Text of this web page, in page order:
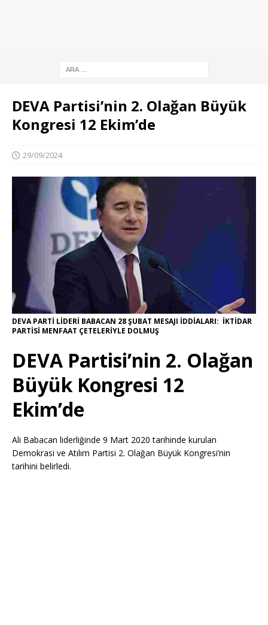
DEVA Partisi’nin 2. Olağan Büyük
Kongresi 12 Ekim’de
29/09/2024
DEVA PARTİ LİDERİ BABACAN 28 ŞUBAT MESAJI İDDİALARI: İKTİDAR
PARTİSİ MENFAAT ÇETELERİYLE DOLMUŞ
DEVA Partisi’nin 2. Olağan
Büyük Kongresi 12
Ekim’de
Ali Babacan liderliğinde 9 Mart 2020 tarihinde kurulan
Demokrasi ve Atılım Partisi 2. Olağan Büyük Kongresi’nin
tarihini belirledi.